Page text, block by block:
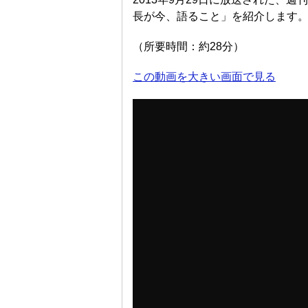
長が今、語ること」を紹介します。
（所要時間：約28分）
この動画を大きい画面で見る